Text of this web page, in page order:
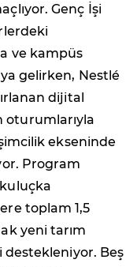
Genç İşi
ve kampüs
gelirken, Nestlé
dijital
oturumlarıyla
ekseninde
Program
toplam 1,5
yeni tarım
Beş